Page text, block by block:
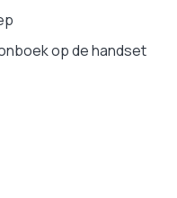
op de handset